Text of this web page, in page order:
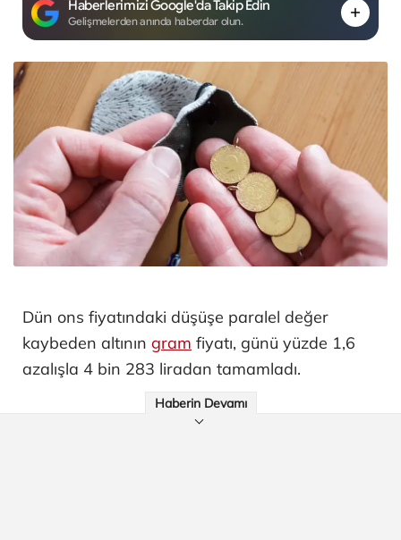
Haberlerimizi Google'da Takip Edin
Gelişmelerden anında haberdar olun.
Dün ons fiyatındaki düşüşe paralel değer
kaybeden altının gram fiyatı, günü yüzde 1,6
azalışla 4 bin 283 liradan tamamladı.
Haberin Devamı